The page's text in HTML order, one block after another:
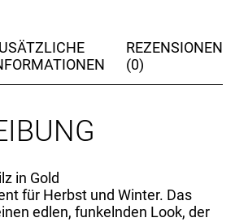
REZENSIONEN
(0)
in Gold
für Herbst und Winter. Das
edlen, funkelnden Look, der